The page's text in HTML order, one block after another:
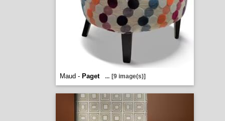
Maud - Paget ... [9 image(s)]